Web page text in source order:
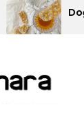
Balın 10